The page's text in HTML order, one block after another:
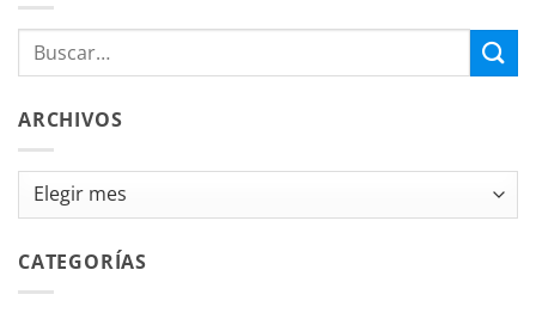
ARCHIVOS
Archivos
CATEGORÍAS